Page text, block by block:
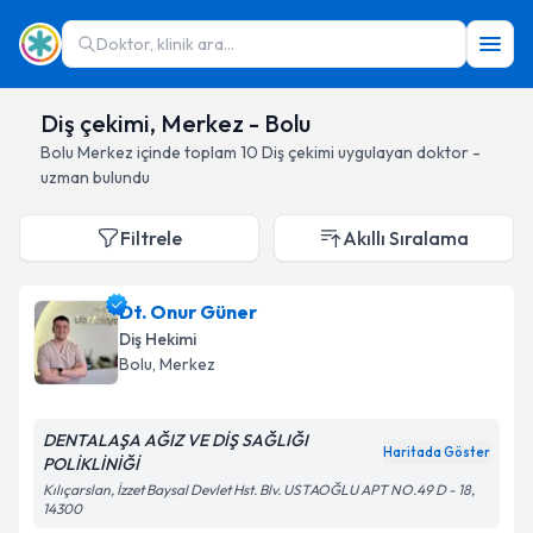
Doktor, klinik ara...
Diş çekimi, Merkez - Bolu
Bolu Merkez içinde toplam 10 Diş çekimi uygulayan doktor -
uzman bulundu
Filtrele Akıllı Sıralama
Dt. Onur Güner
Diş Hekimi
Bolu, Merkez
DENTALAŞA AĞIZ VE DİŞ SAĞLIĞI
POLİKLİNİĞİ
Haritada Göster
Kılıçarslan, İzzet Baysal Devlet Hst. Blv. USTAOĞLU APT NO.49 D - 18,
14300